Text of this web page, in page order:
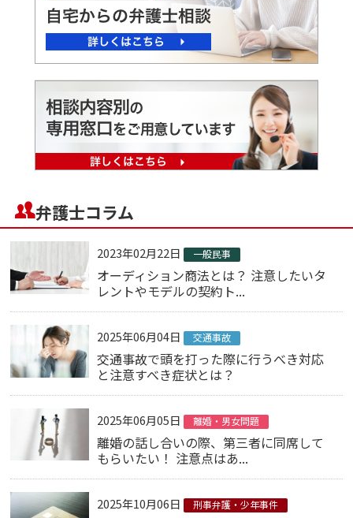
弁護士コラム
2023年02月22日 一般民事
オーディション商法とは？ 注意したいタ
レントやモデルの契約ト...
2025年06月04日 交通事故
交通事故で頭を打った際に行うべき対応
と注意すべき症状とは？
2025年06月05日 離婚・男女問題
離婚の話し合いの際、第三者に同席して
もらいたい！ 注意点はあ...
2025年10月06日 刑事弁護・少年事件